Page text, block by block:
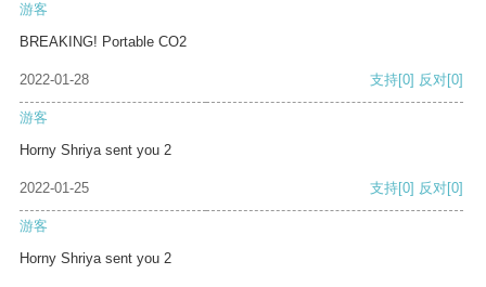
游客
BREAKING! Portable CO2
2022-01-28 支持[0] 反对[0]
游客
Horny Shriya sent you 2
2022-01-25 支持[0] 反对[0]
游客
Horny Shriya sent you 2